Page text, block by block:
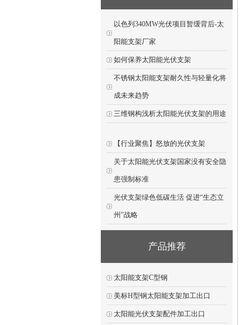
以色列340MW光伏项目暂缓背后-太
阳能支架厂家
如何保养太阳能光伏支架
不锈钢太阳能支架耐久性与轻量化将
成未来趋势
三维钢构浅析太阳能光伏支架的用途
【行业聚焦】怒放的光伏支架
关于太阳能光伏支架国家没有安全隐
患强制标准
光伏支架绿色低碳生活 促进“生态立
州”战略
产品推荐
太阳能支架C型钢
美标H型钢太阳能支架加工出口
太阳能光伏支架配件加工出口